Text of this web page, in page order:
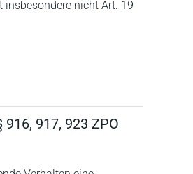
nicht Art. 19
917, 923 ZPO